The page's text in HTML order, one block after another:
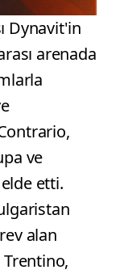
Dynavit'in
arenada
ve
etti.
alan